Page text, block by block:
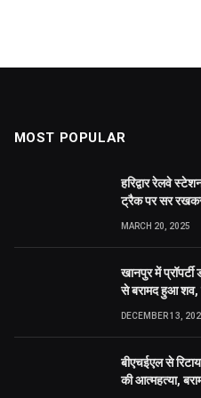
MOST POPULAR
हरिद्वार रेलवे
ट्रैक पर सर
MARCH 20, 2025
खानपुर में
से बरामद हुआ शव,
DECEMBER 13,
बीएचईएल से
की आत्महत्या,